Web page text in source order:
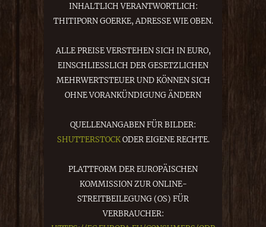
INHALTLICH VERANTWORTLICH:
THITIPORN GOERKE, ADRESSE WIE OBEN.
ALLE PREISE VERSTEHEN SICH IN EURO,
EINSCHLIESSLICH DER GESETZLICHEN
MEHRWERTSTEUER UND KÖNNEN SICH
OHNE VORANKÜNDIGUNG ÄNDERN
QUELLENANGABEN FÜR BILDER:
SHUTTERSTOCKODER EIGENE RECHTE.
PLATTFORM DER EUROPÄISCHEN
KOMMISSION ZUR ONLINE-
STREITBEILEGUNG (OS) FÜR
VERBRAUCHER: